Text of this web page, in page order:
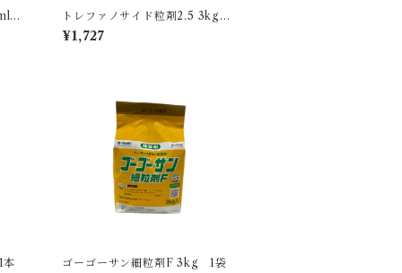
1
トレファノサイド粒剤2.5 3kg 1
袋
¥1,727
ゴーゴーサン細粒剤F 3kg 1袋